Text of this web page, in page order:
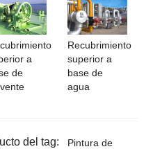
a
de
Recubrimiento
superior a
base de
agua
del tag:
Pintura de